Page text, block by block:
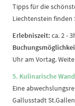
Tipps für die
Liechtenstein finden
Erlebniszeit: ca. 2 -
Uhr am Vortag.
5. Kulinarische
Eine
Gallusstadt